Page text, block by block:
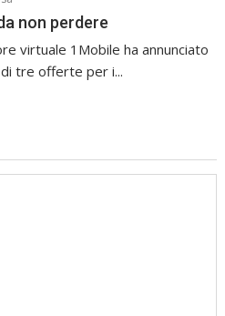
non perdere
virtuale 1Mobile ha annunciato
tre offerte per i...